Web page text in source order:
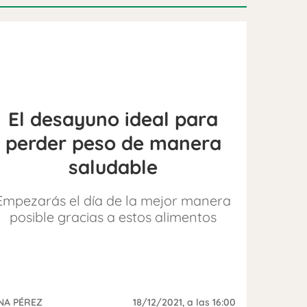
El desayuno ideal para
perder peso de manera
saludable
el día de la mejor manera
posible gracias a estos alimentos
PÉREZ 18/12/2021, a las 16:00